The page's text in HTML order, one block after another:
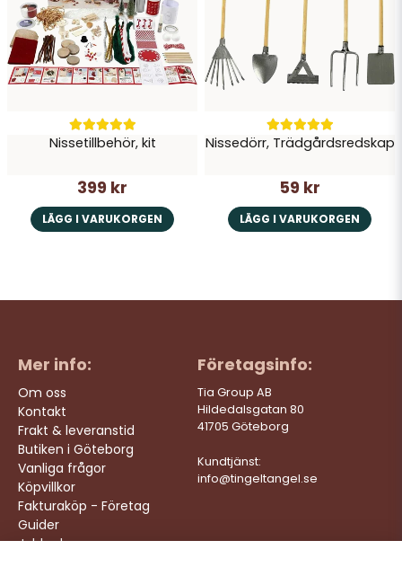
Nissetillbehör, kit
399 kr
LÄGG I VARUKORGEN
Nissedörr, Trädgårdsredskap
59 kr
LÄGG I VARUKORGEN
Mer info:
Om oss
Kontakt
Frakt & leveranstid
Butiken i Göteborg
Vanliga frågor
Köpvillkor
Fakturaköp - Företag
Guider
Jobba hos oss
Företagsinfo:
Tia Group AB
Hildedalsgatan 80
41705 Göteborg
Kundtjänst:
info@tingeltangel.se